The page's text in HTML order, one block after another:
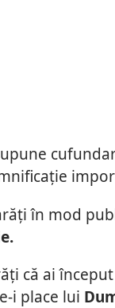
în mod
că ai
i place lui